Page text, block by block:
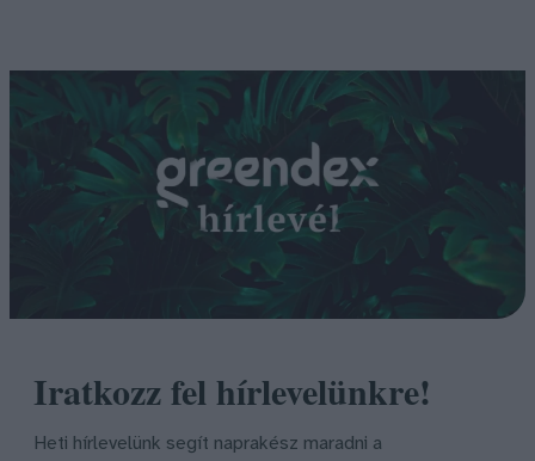
Iratkozz fel hírlevelünkre!
Heti hírlevelünk segít naprakész maradni a